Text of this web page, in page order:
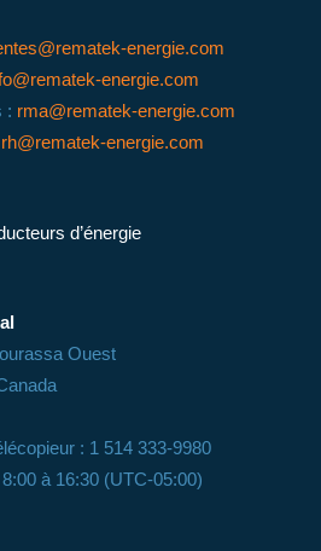
energie.com
energie.com
: rma@rematek-energie.com
rh@rematek-energie.com
d’énergie
Ouest
: 1 514 333-9980
à 16:30 (UTC-05:00)